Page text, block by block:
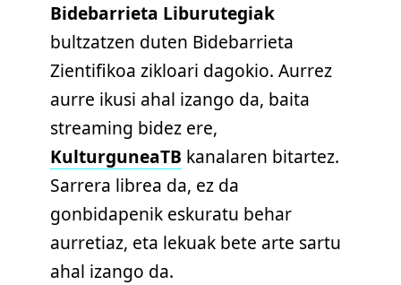
Bidebarrieta Liburutegiak
bultzatzen duten Bidebarrieta
Zientifikoa zikloari dagokio. Aurrez
aurre ikusi ahal izango da, baita
streaming bidez ere,
KulturguneaTB kanalaren bitartez.
Sarrera librea da, ez da
gonbidapenik eskuratu behar
aurretiaz, eta lekuak bete arte sartu
ahal izango da.